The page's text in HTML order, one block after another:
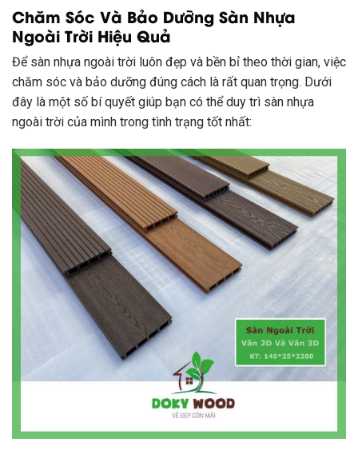
Chăm Sóc Và Bảo Dưỡng Sàn Nhựa
Ngoài Trời Hiệu Quả
Để sàn nhựa ngoài trời luôn đẹp và bền bỉ theo thời gian, việc
chăm sóc và bảo dưỡng đúng cách là rất quan trọng. Dưới
đây là một số bí quyết giúp bạn có thể duy trì sàn nhựa
ngoài trời của mình trong tình trạng tốt nhất: